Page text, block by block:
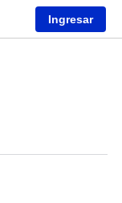
Ingresar